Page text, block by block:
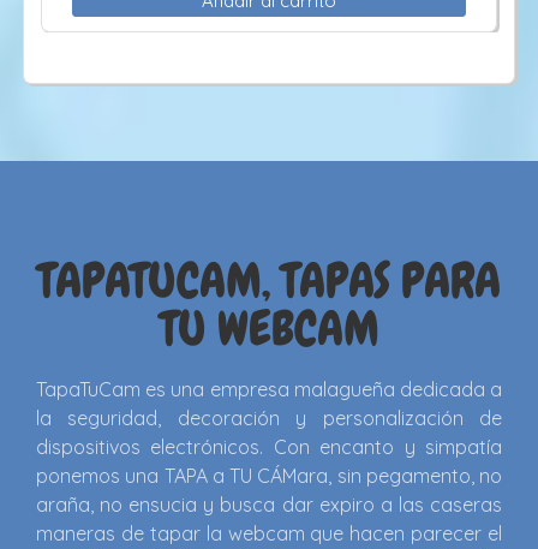
TAPATUCAM, TAPAS PARA
TU WEBCAM
TapaTuCam es una empresa malagueña dedicada a
la seguridad, decoración y personalización de
dispositivos electrónicos. Con encanto y simpatía
ponemos una TAPA a TU CÁMara, sin pegamento, no
araña, no ensucia y busca dar expiro a las caseras
maneras de tapar la webcam que hacen parecer el